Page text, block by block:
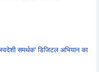
समर्थक' डिजिटल अभियान का